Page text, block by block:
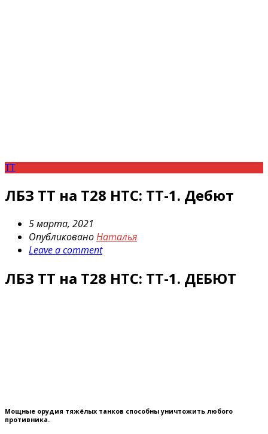
ТТ
ЛБЗ ТТ на Т28 HTC: ТТ-1. Дебют
5 марта, 2021
ОпубликованоНаталья
Leave a comment
ЛБЗ ТТ на Т28 HTC: ТТ-1. ДЕБЮТ
Мощные орудия тяжёлых танков способны уничтожить любого
противника.